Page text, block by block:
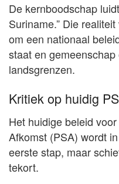
De kernboodschap
Suriname.” Die
om een nationaal
staat en
landsgrenzen.
Kritiek op huidig
Het huidige beleid
Afkomst (PSA) wordt
eerste stap, maar
tekort.